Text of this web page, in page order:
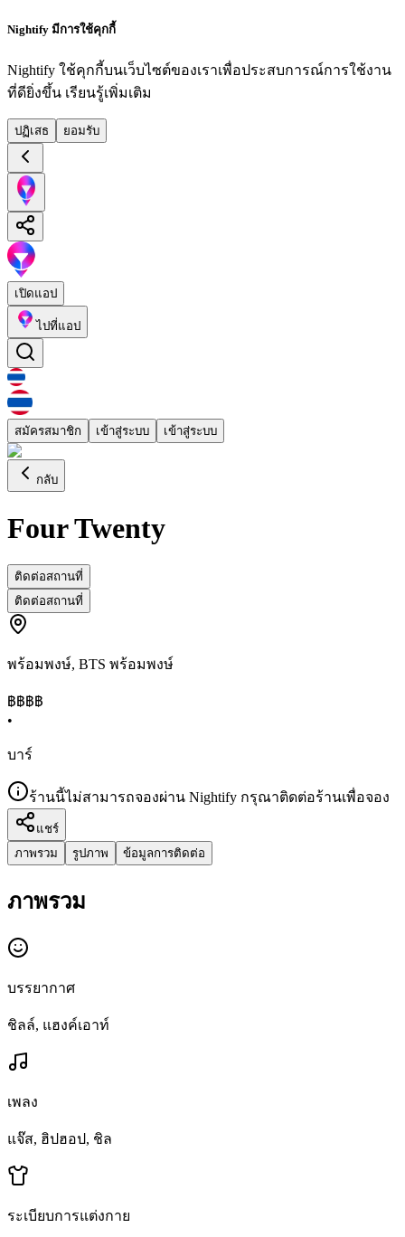
Nightify มีการใช้คุกกี้
Nightify ใช้คุกกี้บนเว็บไซต์ของเราเพื่อประสบการณ์การใช้งาน
ที่ดียิ่งขึ้น เรียนรู้เพิ่มเติม
ปฏิเสธ ยอมรับ
เปิดแอป
ไปที่แอป
สมัครสมาชิก เข้าสู่ระบบ เข้าสู่ระบบ
กลับ
Four Twenty
ติดต่อสถานที่
ติดต่อสถานที่
พร้อมพงษ์, BTS พร้อมพงษ์
฿฿฿฿
•
บาร์
ร้านนี้ไม่สามารถจองผ่าน Nightify กรุณาติดต่อร้านเพื่อจอง
แชร์
ภาพรวม
รูปภาพ ข้อมูลการติดต่อ
ภาพรวม
บรรยากาศ
ชิลล์, แฮงค์เอาท์
เพลง
แจ๊ส, ฮิปฮอป, ชิล
ระเบียบการแต่งกาย